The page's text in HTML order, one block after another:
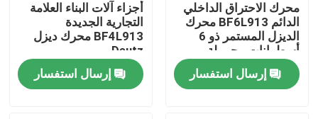
محرك الاحتراق الداخلي
الدائم BF6L913 محرك
الديزل المستمر ذو 6
أسطوانات محمولة
بالتوربوكولر ومبردة
بالهواء لمعدات التعدين
إرسال استفسار
أجزاء آلات البناء العلامة
التجارية الجديدة
BF4L913 محرك ديزل
Deutz
إرسال استفسار